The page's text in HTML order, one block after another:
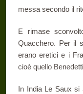
messa secondo il
E rimase
Quacchero. Per il
erano eretici e i
cioè quello
In India Le Saux